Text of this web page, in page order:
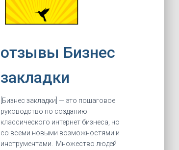
отзывы Бизнес
закладки
[Бизнес закладки] — это пошаговое
руководство по созданию
классического интернет бизнеса, но
со всеми новыми возможностями и
инструментами. Множество людей